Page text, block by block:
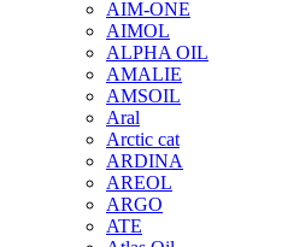
AIM-ONE
AIMOL
ALPHA OIL
AMALIE
AMSOIL
Aral
Arctic cat
ARDINA
AREOL
ARGO
ATE